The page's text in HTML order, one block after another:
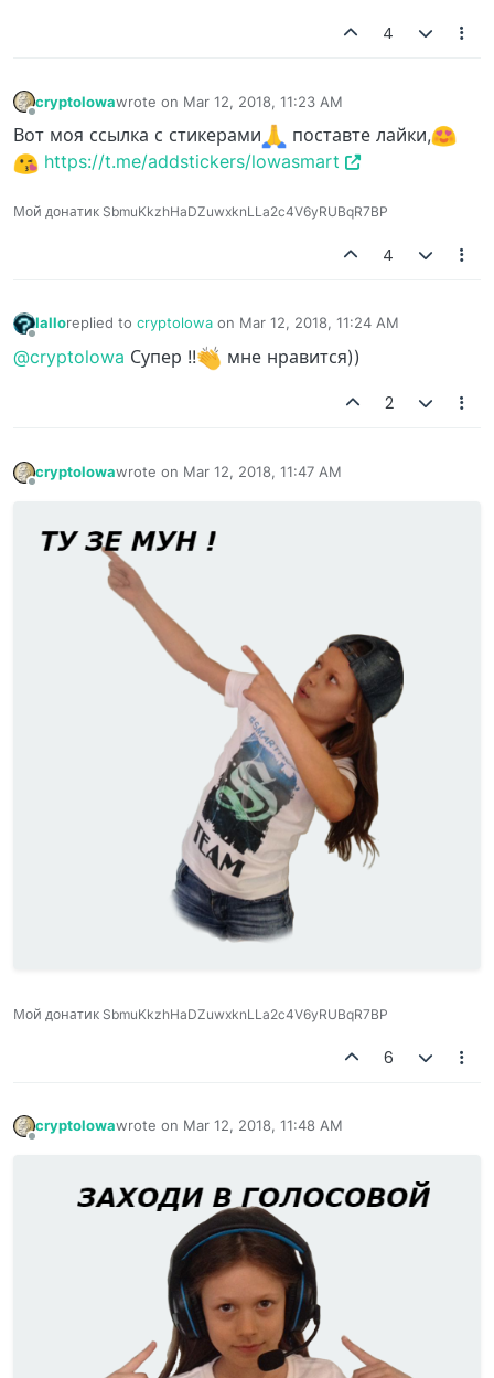
4
cryptolowawrote on Mar 12, 2018, 11:23 AM
last edited by
Вот моя ссылка с стикерами
поставте лайки,
https://t.me/addstickers/lowasmart
Мой донатик SbmuKkzhHaDZuwxknLLa2c4V6yRUBqR7BP
4
Offline
Ialloreplied to cryptolowa on Mar 12, 2018, 11:24 AM
last edited by
@cryptolowa Супер !! мне нравится))
2
cryptolowawrote on Mar 12, 2018, 11:47 AM
last edited by
Мой донатик SbmuKkzhHaDZuwxknLLa2c4V6yRUBqR7BP
6
cryptolowawrote on Mar 12, 2018, 11:48 AM
last edited by